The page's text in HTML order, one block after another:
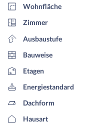
Wohnfläche
Zimmer
Ausbaustufe
Bauweise
Etagen
Energiestandard
Dachform
Hausart